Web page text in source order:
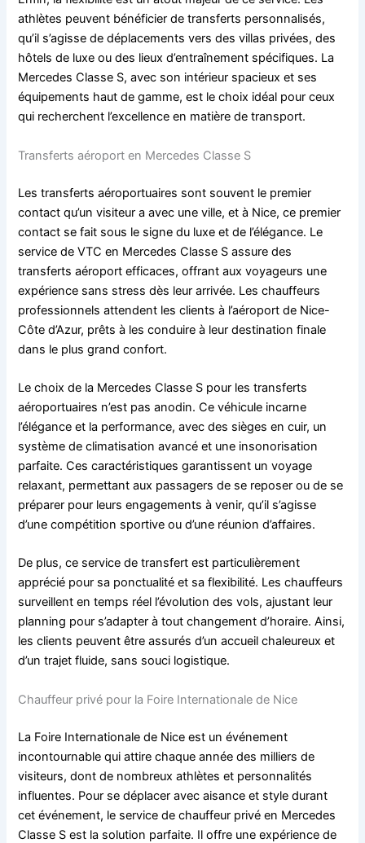
athlètes peuvent bénéficier de transferts personnalisés,
qu’il s’agisse de déplacements vers des villas privées, des
hôtels de luxe ou des lieux d’entraînement spécifiques. La
Mercedes Classe S, avec son intérieur spacieux et ses
équipements haut de gamme, est le choix idéal pour ceux
qui recherchent l’excellence en matière de transport.
Transferts aéroport en Mercedes Classe S
Les transferts aéroportuaires sont souvent le premier
contact qu’un visiteur a avec une ville, et à Nice, ce premier
contact se fait sous le signe du luxe et de l’élégance. Le
service de VTC en Mercedes Classe S assure des
transferts aéroport efficaces, offrant aux voyageurs une
expérience sans stress dès leur arrivée. Les chauffeurs
professionnels attendent les clients à l’aéroport de Nice-
Côte d’Azur, prêts à les conduire à leur destination finale
dans le plus grand confort.
Le choix de la Mercedes Classe S pour les transferts
aéroportuaires n’est pas anodin. Ce véhicule incarne
l’élégance et la performance, avec des sièges en cuir, un
système de climatisation avancé et une insonorisation
parfaite. Ces caractéristiques garantissent un voyage
relaxant, permettant aux passagers de se reposer ou de se
préparer pour leurs engagements à venir, qu’il s’agisse
d’une compétition sportive ou d’une réunion d’affaires.
De plus, ce service de transfert est particulièrement
apprécié pour sa ponctualité et sa flexibilité. Les chauffeurs
surveillent en temps réel l’évolution des vols, ajustant leur
planning pour s’adapter à tout changement d’horaire. Ainsi,
les clients peuvent être assurés d’un accueil chaleureux et
d’un trajet fluide, sans souci logistique.
Chauffeur privé pour la Foire Internationale de Nice
La Foire Internationale de Nice est un événement
incontournable qui attire chaque année des milliers de
visiteurs, dont de nombreux athlètes et personnalités
influentes. Pour se déplacer avec aisance et style durant
cet événement, le service de chauffeur privé en Mercedes
Classe S est la solution parfaite. Il offre une expérience de